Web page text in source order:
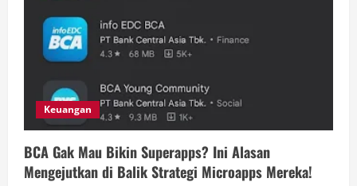
Keuangan
BCA Gak Mau Bikin Superapps? Ini Alasan
Mengejutkan di Balik Strategi Microapps Mereka!